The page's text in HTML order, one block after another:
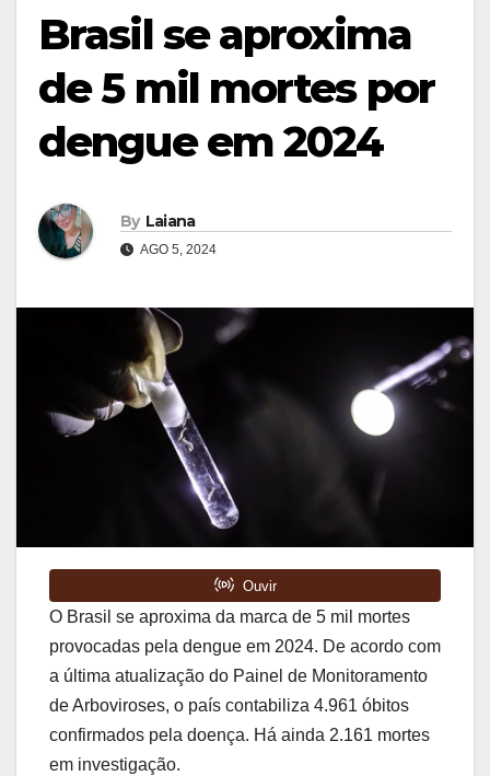
Brasil se aproxima
de 5 mil mortes por
dengue em 2024
By Laiana
AGO 5, 2024
O Brasil se aproxima da marca de 5 mil mortes
provocadas pela dengue em 2024. De acordo com
a última atualização do Painel de Monitoramento
de Arboviroses, o país contabiliza 4.961 óbitos
confirmados pela doença. Há ainda 2.161 mortes
em investigação.